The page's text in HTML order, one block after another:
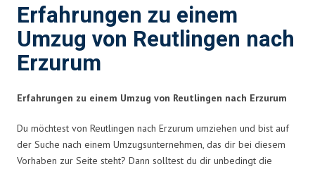
Erfahrungen zu einem
Umzug von Reutlingen nach
Erzurum
Erfahrungen zu einem Umzug von Reutlingen nach Erzurum
Du möchtest von Reutlingen nach Erzurum umziehen und bist auf
der Suche nach einem Umzugsunternehmen, das dir bei diesem
Vorhaben zur Seite steht? Dann solltest du dir unbedingt die